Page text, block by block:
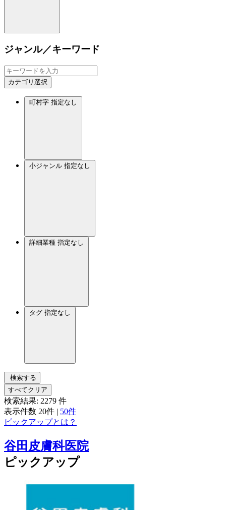
ジャンル／キーワード
カテゴリ選択
町村字 指定なし
小ジャンル 指定なし
詳細業種 指定なし
タグ 指定なし
検索する
すべてクリア
検索結果: 2279 件
表示件数 20件 | 50件
ピックアップとは？
谷田皮膚科医院
ピックアップ